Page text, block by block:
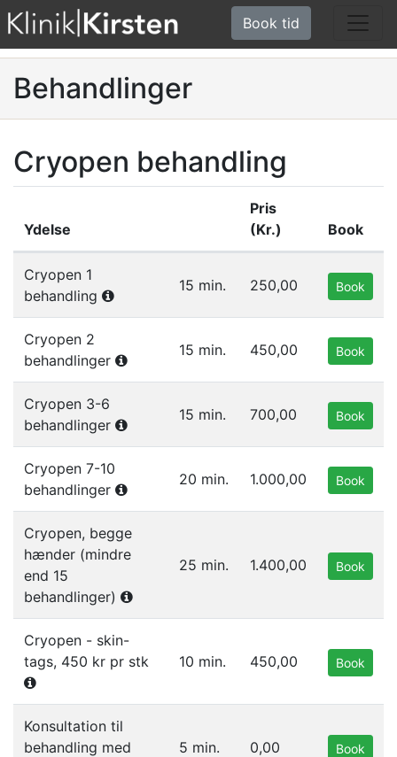
Book tid
Behandlinger
Cryopen behandling
Ydelse
Pris
(Kr.)
Book
Cryopen 1
behandling
15 min. 250,00 Book
Cryopen 2
behandlinger
15 min. 450,00 Book
Cryopen 3-6
behandlinger
15 min. 700,00 Book
Cryopen 7-10
behandlinger
20 min. 1.000,00 Book
Cryopen, begge
hænder (mindre
end 15
behandlinger)
25 min. 1.400,00 Book
Cryopen - skin-
tags, 450 kr pr stk
10 min. 450,00 Book
Konsultation til
behandling med
5 min. 0,00 Book